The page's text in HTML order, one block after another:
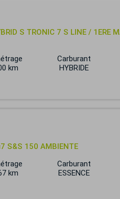
S TRONIC 7 S LINE / 1ERE
km
Carburant
HYBRIDE
S&S 150 AMBIENTE
km
Carburant
ESSENCE